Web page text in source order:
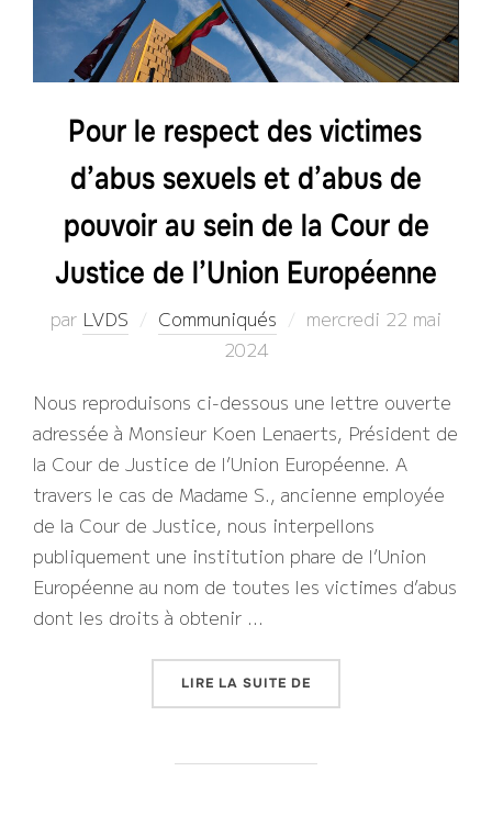
Pour le respect des victimes
d’abus sexuels et d’abus de
pouvoir au sein de la Cour de
Justice de l’Union Européenne
par LVDS Communiqués
Publié
mercredi 22 mai
2024
Nous reproduisons ci-dessous une lettre ouverte
adressée à Monsieur Koen Lenaerts, Président de
la Cour de Justice de l’Union Européenne. A
travers le cas de Madame S., ancienne employée
de la Cour de Justice, nous interpellons
publiquement une institution phare de l’Union
Européenne au nom de toutes les victimes d’abus
dont les droits à obtenir …
LIRE LA SUITE DE